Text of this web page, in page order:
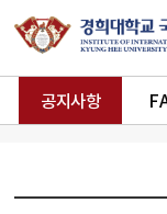
공지사항